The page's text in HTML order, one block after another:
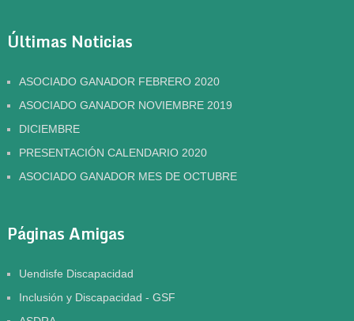
Últimas Noticias
ASOCIADO GANADOR FEBRERO 2020
ASOCIADO GANADOR NOVIEMBRE 2019
DICIEMBRE
PRESENTACIÓN CALENDARIO 2020
ASOCIADO GANADOR MES DE OCTUBRE
Páginas Amigas
Uendisfe Discapacidad
Inclusión y Discapacidad - GSF